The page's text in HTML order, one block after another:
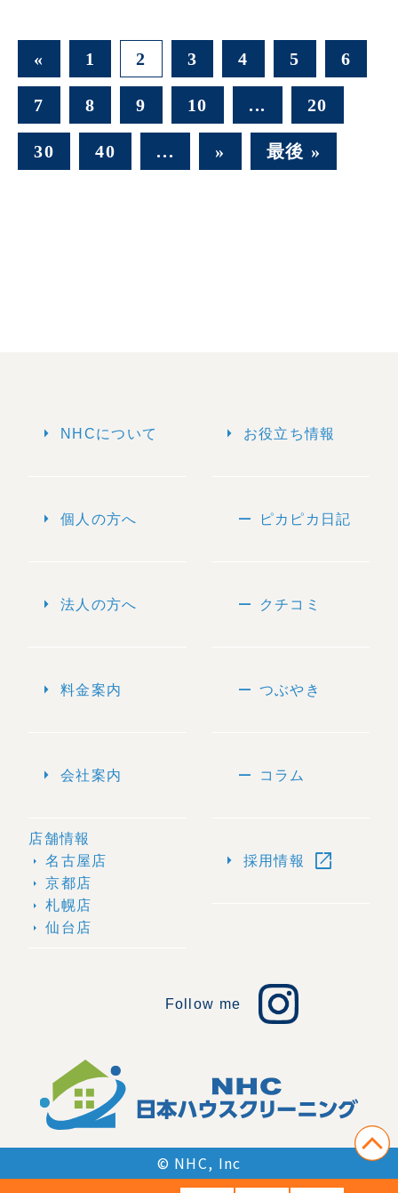
« 1 2 3 4 5 6
7 8 9 10 ... 20
30 40 ... » 最後 »
arrow_right NHCについて
arrow_right 個人の方へ
arrow_right 法人の方へ
arrow_right 料金案内
arrow_right 会社案内
店舗情報
arrow_right 名古屋店
arrow_right 京都店
arrow_right 札幌店
arrow_right 仙台店
arrow_right お役立ち情報
remove ピカピカ日記
remove クチコミ
remove つぶやき
remove コラム
arrow_right 採用情報 open_in_new
Follow me
© NHC, Inc